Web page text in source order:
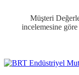
Müşteri
incelemesine